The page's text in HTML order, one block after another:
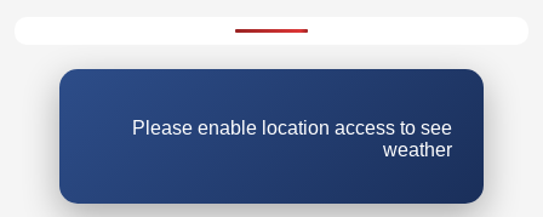
Please enable location access to see
weather